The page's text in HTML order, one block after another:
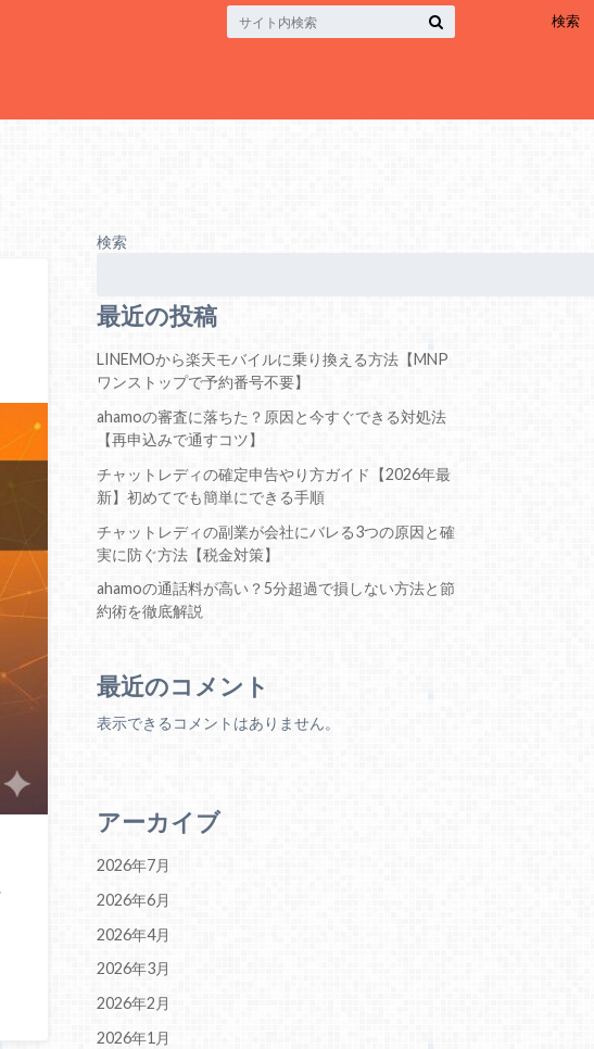
検索
検索
最近の投稿
LINEMOから楽天モバイルに乗り換える方法【MNP
ワンストップで予約番号不要】
ahamoの審査に落ちた？原因と今すぐできる対処法
【再申込みで通すコツ】
チャットレディの確定申告やり方ガイド【2026年最
新】初めてでも簡単にできる手順
チャットレディの副業が会社にバレる3つの原因と確
実に防ぐ方法【税金対策】
ahamoの通話料が高い？5分超過で損しない方法と節
約術を徹底解説
最近のコメント
表示できるコメントはありません。
アーカイブ
2026年7月
2026年6月
2026年4月
2026年3月
2026年2月
2026年1月